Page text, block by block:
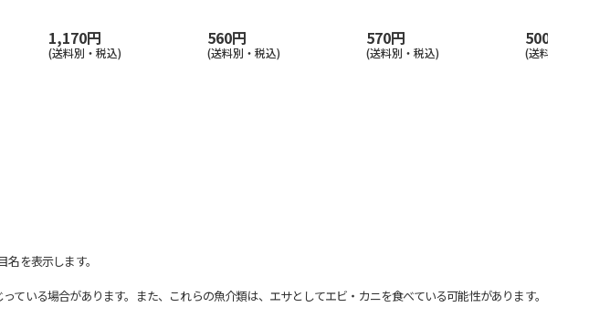
1,170円
(送料別・税込)
560円
(送料別・税込)
570円
(送料別・税込)
500円
(送料別・税
を表示します。
いる場合があります。また、これらの魚介類は、エサとしてエビ・カニを食べている可能性があります。